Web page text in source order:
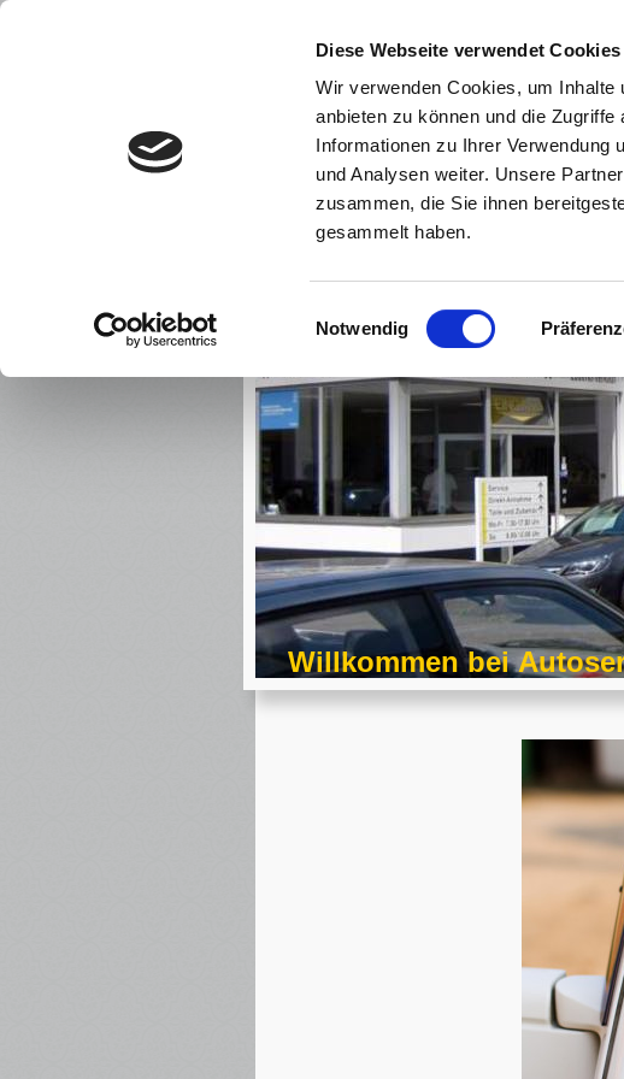
Diese Webseite verwendet Cookies
Wir verwenden Cookies, um
anbieten zu können und die
Informationen zu Ihrer Verwendung
und Analysen weiter. Unsere
zusammen, die Sie ihnen
gesammelt haben.
Einwilligungsauswahl
Notwendig
Home Leistungen
Impressum Karriere
Willkommen bei